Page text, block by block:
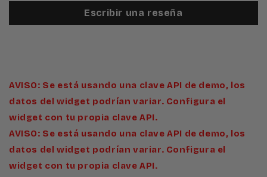
Escribir una reseña
AVISO: Se está usando una clave API de demo, los
datos del widget podrían variar. Configura el
widget con tu propia clave API.
AVISO: Se está usando una clave API de demo, los
datos del widget podrían variar. Configura el
widget con tu propia clave API.